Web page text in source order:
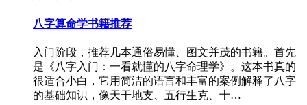
八字算命学书籍推荐
入门阶段，推荐几本通俗易懂、图文并茂的书籍。首先
是《八字入门：一看就懂的八字命理学》。这本书真的
很适合小白，它用简洁的语言和丰富的案例解释了八字
的基础知识，像天干地支、五行生克、十…